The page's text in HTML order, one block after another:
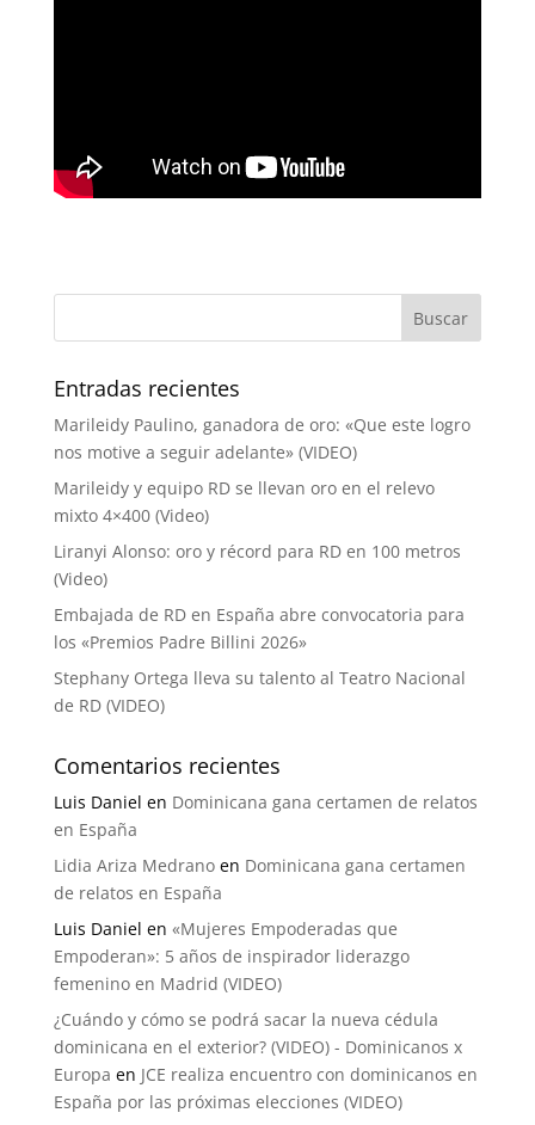
Entradas recientes
Marileidy Paulino, ganadora de oro: «Que este logro
nos motive a seguir adelante» (VIDEO)
Marileidy y equipo RD se llevan oro en el relevo
mixto 4×400 (Video)
Liranyi Alonso: oro y récord para RD en 100 metros
(Video)
Embajada de RD en España abre convocatoria para
los «Premios Padre Billini 2026»
Stephany Ortega lleva su talento al Teatro Nacional
de RD (VIDEO)
Comentarios recientes
Luis Daniel en Dominicana gana certamen de relatos
en España
Lidia Ariza Medranoen Dominicana gana certamen
de relatos en España
Luis Daniel en «Mujeres Empoderadas que
Empoderan»: 5 años de inspirador liderazgo
femenino en Madrid (VIDEO)
¿Cuándo y cómo se podrá sacar la nueva cédula
dominicana en el exterior? (VIDEO) - Dominicanos x
Europa en JCE realiza encuentro con dominicanos en
España por las próximas elecciones (VIDEO)